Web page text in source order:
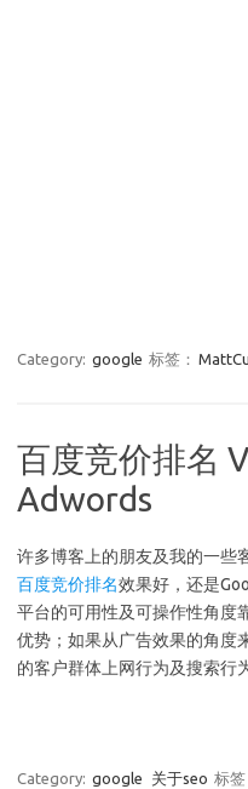
Category: google 标签：
百度竞价排名
Adwords
许多博客上的朋友及我的一些
百度竞价排名效果好，还是
平台的可用性及可操作性角度
优势；如果从广告效果的角度
的客户群体上网行为及搜索行
Category: google 关于seo 标签